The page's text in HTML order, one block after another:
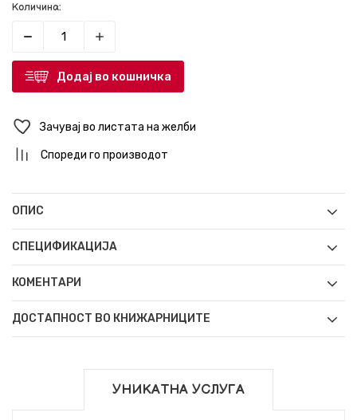
Количина:
Додај во кошничка
Зачувај во листата на желби
Спореди го производот
ОПИС
СПЕЦИФИКАЦИЈА
КОМЕНТАРИ
ДОСТАПНОСТ ВО КНИЖАРНИЦИТЕ
УНИКАТНА УСЛУГА